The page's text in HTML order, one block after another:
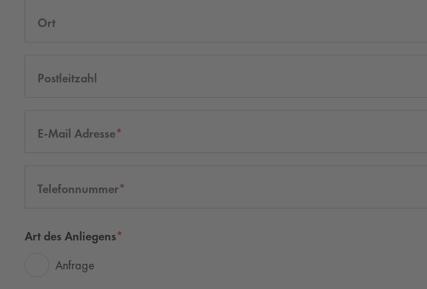
Ort
Postleitzahl
E-Mail Adresse
Telefonnummer
Art des Anliegens
Anfrage